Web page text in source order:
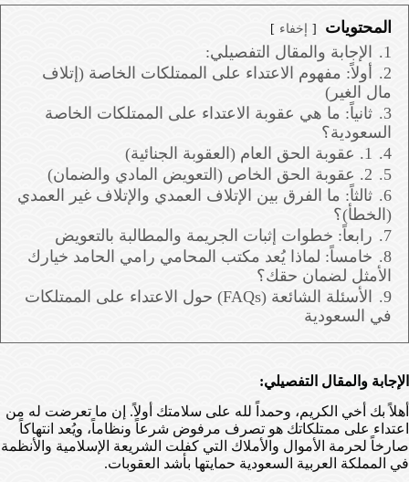
المحتويات إخفاء
1.
الإجابة والمقال التفصيلي:
2.
أولاً: مفهوم الاعتداء على الممتلكات الخاصة (إتلاف
مال الغير)
3.
ثانياً: ما هي عقوبة الاعتداء على الممتلكات الخاصة
السعودية؟
4.
1. عقوبة الحق العام (العقوبة الجنائية)
5.
2. عقوبة الحق الخاص (التعويض المادي والضمان)
6. ثالثاً: ما الفرق بين الإتلاف العمدي والإتلاف غير العمدي
(الخطأ)؟
7.
رابعاً: خطوات إثبات الجريمة والمطالبة بالتعويض
8.
خامساً: لماذا يُعد مكتب المحامي رامي الحامد خيارك
الأمثل لضمان حقك؟
9.
الأسئلة الشائعة (FAQs) حول الاعتداء على الممتلكات
في السعودية
الإجابة والمقال التفصيلي:
أهلاً بك أخي الكريم، وحمداً لله على سلامتك أولاً. إن ما تعرضت له من
اعتداء على ممتلكاتك هو تصرف مرفوض شرعاً ونظاماً، ويُعد انتهاكاً
صارخاً لحرمة الأموال والأملاك التي كفلت الشريعة الإسلامية والأنظمة
في المملكة العربية السعودية حمايتها بأشد العقوبات.